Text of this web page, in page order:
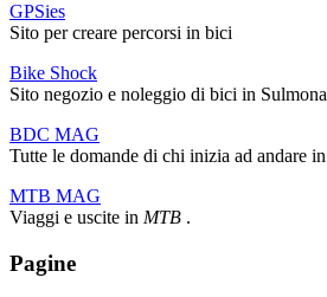
GPSies
Sito per creare percorsi in bici
Bike Shock
Sito negozio e noleggio di bici in Sulmona
BDC MAG
Tutte le domande di chi inizia ad andare in
MTB MAG
Viaggi e uscite in MTB .
Pagine